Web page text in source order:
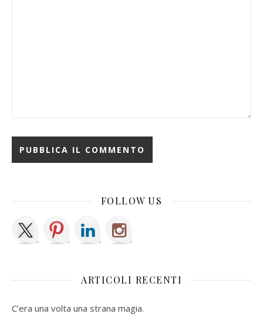
FOLLOW US
ARTICOLI RECENTI
C’era una volta una strana magia.